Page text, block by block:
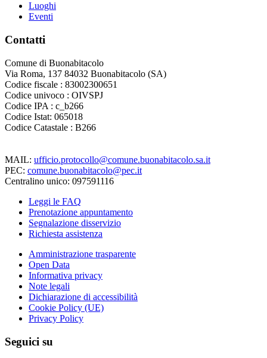
Luoghi
Eventi
Contatti
Comune di Buonabitacolo
Via Roma, 137 84032 Buonabitacolo (SA)
Codice fiscale : 83002300651
Codice univoco : OIVSPJ
Codice IPA : c_b266
Codice Istat: 065018
Codice Catastale : B266
MAIL: ufficio.protocollo@comune.buonabitacolo.sa.it
PEC: comune.buonabitacolo@pec.it
Centralino unico: 097591116
Leggi le FAQ
Prenotazione appuntamento
Segnalazione disservizio
Richiesta assistenza
Amministrazione trasparente
Open Data
Informativa privacy
Note legali
Dichiarazione di accessibilità
Cookie Policy (UE)
Privacy Policy
Seguici su